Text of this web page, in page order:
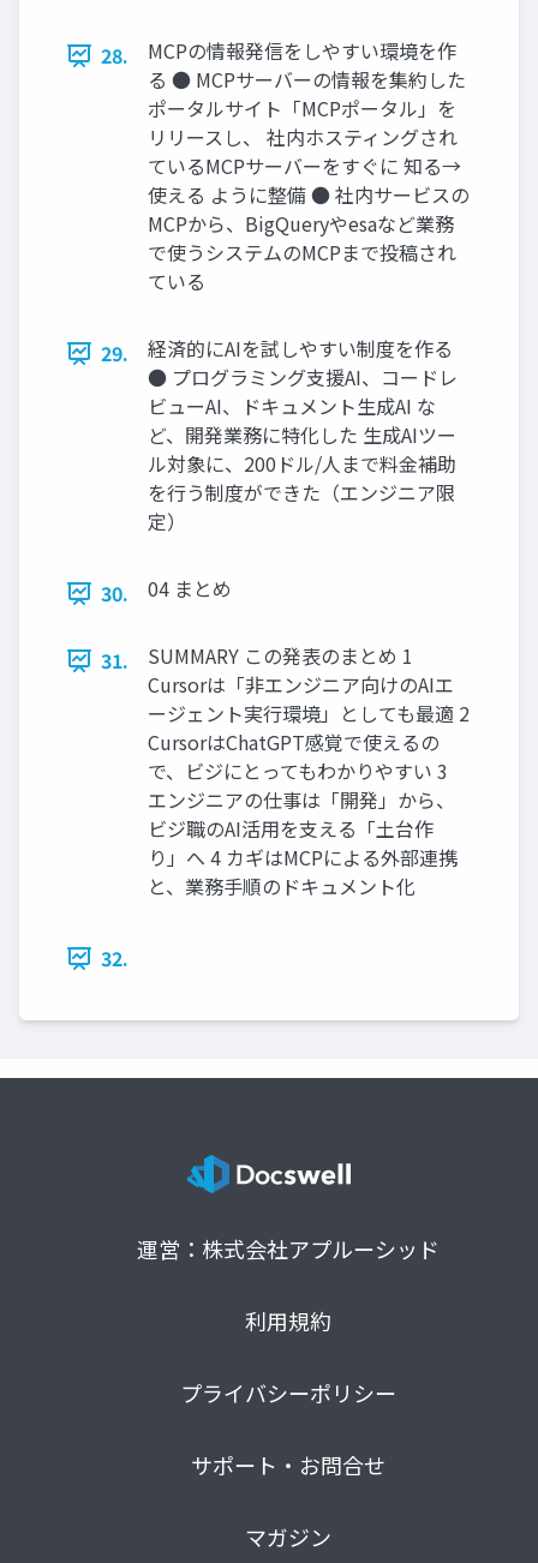
28.
MCPの情報発信をしやすい環境を作
る ● MCPサーバーの情報を集約した
ポータルサイト「MCPポータル」を
リリースし、 社内ホスティングされ
ているMCPサーバーをすぐに 知る→
使える ように整備 ● 社内サービスの
MCPから、BigQueryやesaなど業務
で使うシステムのMCPまで投稿され
ている
29.
経済的にAIを試しやすい制度を作る
● プログラミング支援AI、コードレ
ビューAI、ドキュメント生成AI な
ど、開発業務に特化した 生成AIツー
ル対象に、200ドル/人まで料金補助
を行う制度ができた（エンジニア限
定）
30. 04 まとめ
31.
SUMMARY この発表のまとめ 1
Cursorは「非エンジニア向けのAIエ
ージェント実行環境」としても最適 2
CursorはChatGPT感覚で使えるの
で、ビジにとってもわかりやすい 3
エンジニアの仕事は「開発」から、
ビジ職のAI活用を支える「土台作
り」へ 4 カギはMCPによる外部連携
と、業務手順のドキュメント化
32.
運営：株式会社アプルーシッド
利用規約
プライバシーポリシー
サポート・お問合せ
マガジン